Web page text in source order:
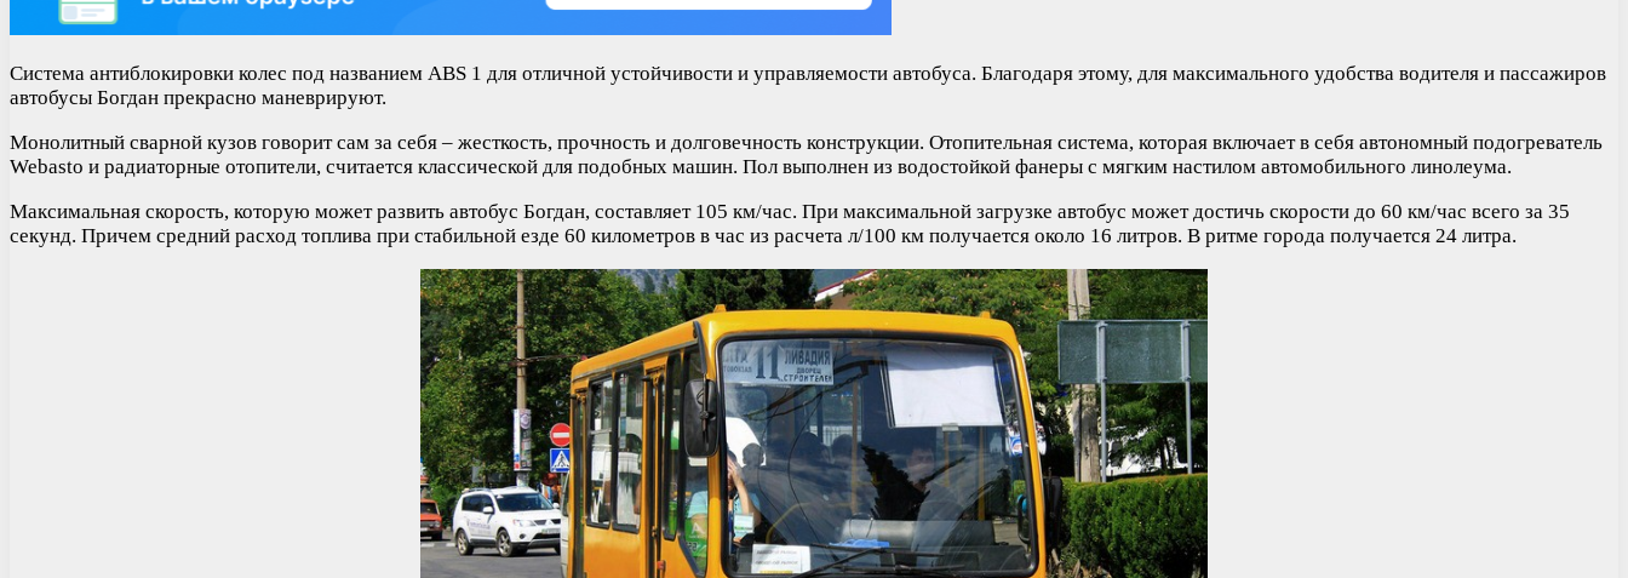
Система антиблокировки колес под названием ABS 1 для отличной устойчивости и управляемости автобуса. Благодаря этому, для максимального удобства водителя и пассажиров
автобусы Богдан прекрасно маневрируют.
Монолитный сварной кузов говорит сам за себя – жесткость, прочность и долговечность конструкции. Отопительная система, которая включает в себя автономный подогреватель
Webasto и радиаторные отопители, считается классической для подобных машин. Пол выполнен из водостойкой фанеры с мягким настилом автомобильного линолеума.
Максимальная скорость, которую может развить автобус Богдан, составляет 105 км/час. При максимальной загрузке автобус может достичь скорости до 60 км/час всего за 35
секунд. Причем средний расход топлива при стабильной езде 60 километров в час из расчета л/100 км получается около 16 литров. В ритме города получается 24 литра.